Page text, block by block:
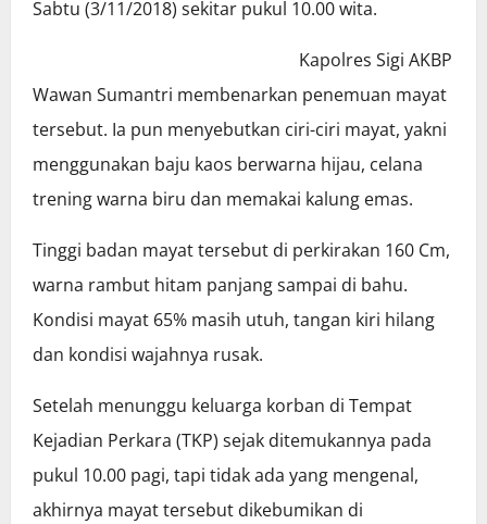
Sabtu (3/11/2018) sekitar pukul 10.00 wita.
Kapolres Sigi AKBP
Wawan Sumantri membenarkan penemuan mayat
tersebut. Ia pun menyebutkan ciri-ciri mayat, yakni
menggunakan baju kaos berwarna hijau, celana
trening warna biru dan memakai kalung emas.
Tinggi badan mayat tersebut di perkirakan 160 Cm,
warna rambut hitam panjang sampai di bahu.
Kondisi mayat 65% masih utuh, tangan kiri hilang
dan kondisi wajahnya rusak.
Setelah menunggu keluarga korban di Tempat
Kejadian Perkara (TKP) sejak ditemukannya pada
pukul 10.00 pagi, tapi tidak ada yang mengenal,
akhirnya mayat tersebut dikebumikan di